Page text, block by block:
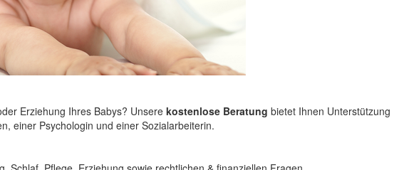
Erziehung Ihres Babys? Unsere kostenlose Beratung bietet Ihnen Unterstützung
einer Psychologin und einer Sozialarbeiterin.